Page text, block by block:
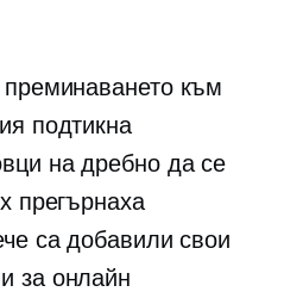
към
подтикна
на дребно да се
прегърнаха
са добавили свои
за онлайн